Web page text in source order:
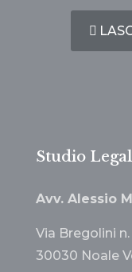
Studio
Avv. Alessio
Via Bregolini n.
30030 Noale